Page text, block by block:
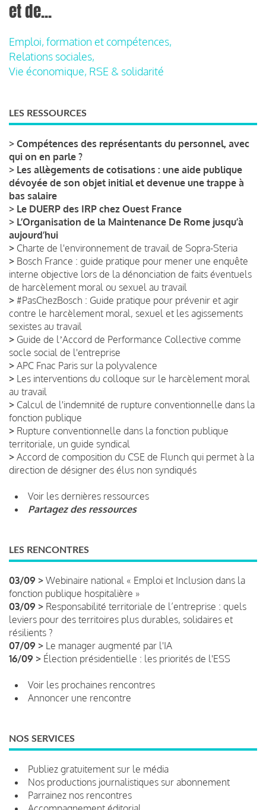
et de...
Emploi, formation et compétences,
Relations sociales,
Vie économique, RSE & solidarité
LES RESSOURCES
> Compétences des représentants du personnel, avec
qui on en parle ?
> Les allègements de cotisations : une aide publique
dévoyée de son objet initial et devenue une trappe à
bas salaire
> Le DUERP des IRP chez Ouest France
> L’Organisation de la Maintenance De Rome jusqu’à
aujourd’hui
> Charte de l'environnement de travail de Sopra-Steria
> Bosch France : guide pratique pour mener une enquête
interne objective lors de la dénonciation de faits éventuels
de harcèlement moral ou sexuel au travail
> #PasChezBosch : Guide pratique pour prévenir et agir
contre le harcèlement moral, sexuel et les agissements
sexistes au travail
> Guide de lʼAccord de Performance Collective comme
socle social de l'entreprise
> APC Fnac Paris sur la polyvalence
> Les interventions du colloque sur le harcèlement moral
au travail
> Calcul de l'indemnité de rupture conventionnelle dans la
fonction publique
> Rupture conventionnelle dans la fonction publique
territoriale, un guide syndical
> Accord de composition du CSE de Flunch qui permet à la
direction de désigner des élus non syndiqués
Voir les dernières ressources
Partagez des ressources
LES RENCONTRES
03/09 > Webinaire national « Emploi et Inclusion dans la
fonction publique hospitalière »
03/09 > Responsabilité territoriale de l’entreprise : quels
leviers pour des territoires plus durables, solidaires et
résilients ?
07/09 > Le manager augmenté par l'IA
16/09 > Élection présidentielle : les priorités de l'ESS
Voir les prochaines rencontres
Annoncer une rencontre
NOS SERVICES
Publiez gratuitement sur le média
Nos productions journalistiques sur abonnement
Parrainez nos rencontres